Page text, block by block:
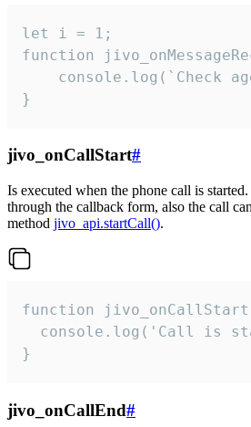
let i = 1;
function
}
jivo_onCallStart#
Is executed when the phone call is
through the callback form, also the call
method jivo_api.startCall().
function
console.log('Call is
}
jivo_onCallEnd#